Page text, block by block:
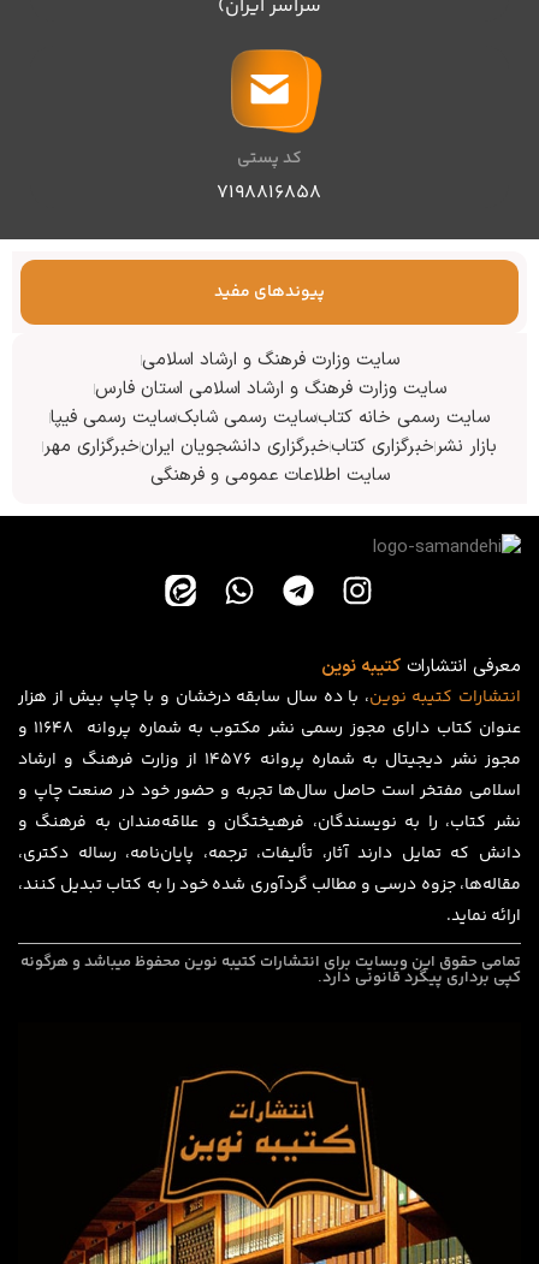
سراسر ایران)
کد پستی
۷۱۹۸۸۱۶۸۵۸
پیوندهای مفید
سایت وزارت فرهنگ و ارشاد اسلامی
سایت وزارت فرهنگ و ارشاد اسلامی استان فارس
سایت رسمی خانه کتابسایت رسمی شابکسایت رسمی فیپا
بازار نشرخبرگزاری کتابخبرگزاری دانشجویان ایرانخبرگزاری مهر
سایت اطلاعات عمومی و فرهنگی
معرفی انتشاراتکتیبه نوین
انتشارات کتیبه نوین، با ده سال سابقه درخشان و با چاپ بیش از هزار
عنوان کتاب دارای مجوز رسمی نشر مکتوب به شماره پروانه ۱۱۶۴۸ و
مجوز نشر دیجیتال به شماره پروانه 14576 از وزارت فرهنگ و ارشاد
اسلامی مفتخر است حاصل سال‌ها تجربه و حضور خود در صنعت چاپ و
نشر کتاب، را به نویسندگان، فرهیختگان و علاقه‌مندان به فرهنگ و
دانش که تمایل دارند آثار، تألیفات، ترجمه، پایان‌نامه، رساله دکتری،
مقاله‌ها، جزوه درسی و مطالب گردآوری شده خود را به کتاب تبدیل کنند،
ارائه نماید.
تمامی حقوق این وبسایت برای انتشارات کتیبه نوین محفوظ میباشد و هرگونه
کپی برداری پیگرد قانونی دارد.